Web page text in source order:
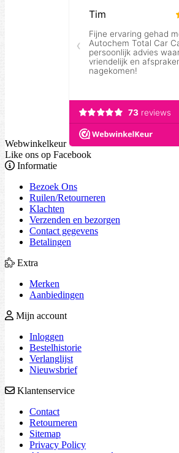
Webwinkelkeur
Like ons op Facebook
Informatie
Bezoek Ons
Ruilen/Retourneren
Klachten
Verzenden en bezorgen
Contact gegevens
Betalingen
Extra
Merken
Aanbiedingen
Mijn account
Inloggen
Bestelhistorie
Verlanglijst
Nieuwsbrief
Klantenservice
Contact
Retourneren
Sitemap
Privacy Policy